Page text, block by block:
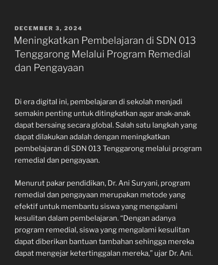
POSTED
ON
DECEMBER 3, 2024
Meningkatkan Pembelajaran di SDN 013
Tenggarong Melalui Program Remedial
dan Pengayaan
Di era digital ini, pembelajaran di sekolah menjadi
semakin penting untuk ditingkatkan agar anak-anak
dapat bersaing secara global. Salah satu langkah yang
dapat dilakukan adalah dengan meningkatkan
pembelajaran di SDN 013 Tenggarong melalui program
remedial dan pengayaan.
Menurut pakar pendidikan, Dr. Ani Suryani, program
remedial dan pengayaan merupakan metode yang
efektif untuk membantu siswa yang mengalami
kesulitan dalam pembelajaran. “Dengan adanya
program remedial, siswa yang mengalami kesulitan
dapat diberikan bantuan tambahan sehingga mereka
dapat mengejar ketertinggalan mereka,” ujar Dr. Ani.